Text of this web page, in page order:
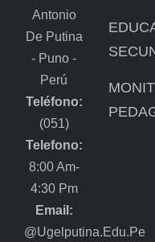
Antonio
De Putina
- Puno -
Perú
Teléfono:
(051)
Telefono:
8:00 Am-
4:30 Pm
Email:
@ugelputina.edu.pe